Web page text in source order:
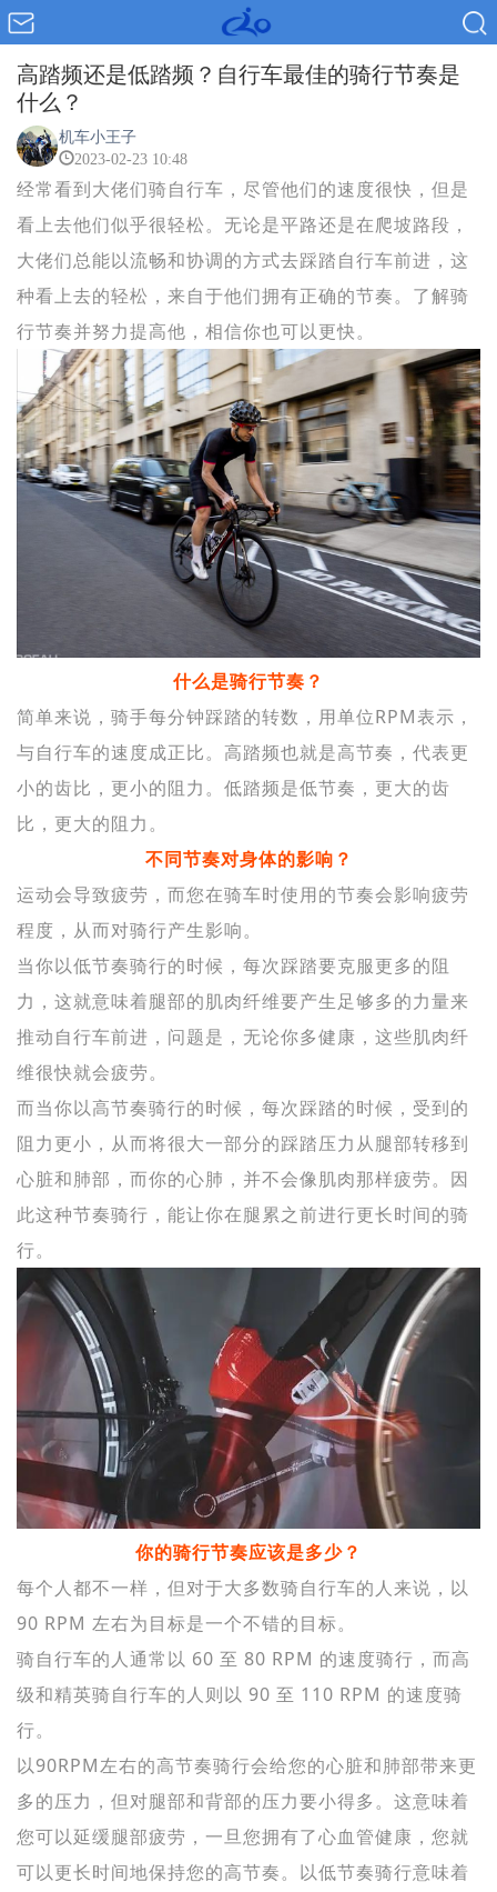
高踏频还是低踏频？自行车最佳的骑行节奏是
什么？
机车小王子
2023-02-23 10:48
经常看到大佬们骑自行车，尽管他们的速度很快，但是
看上去他们似乎很轻松。无论是平路还是在爬坡路段，
大佬们总能以流畅和协调的方式去踩踏自行车前进，这
种看上去的轻松，来自于他们拥有正确的节奏。了解骑
行节奏并努力提高他，相信你也可以更快。
什么是骑行节奏？
简单来说，骑手每分钟踩踏的转数，用单位RPM表示，
与自行车的速度成正比。高踏频也就是高节奏，代表更
小的齿比，更小的阻力。低踏频是低节奏，更大的齿
比，更大的阻力。
不同节奏对身体的影响？
运动会导致疲劳，而您在骑车时使用的节奏会影响疲劳
程度，从而对骑行产生影响。
当你以低节奏骑行的时候，每次踩踏要克服更多的阻
力，这就意味着腿部的肌肉纤维要产生足够多的力量来
推动自行车前进，问题是，无论你多健康，这些肌肉纤
维很快就会疲劳。
而当你以高节奏骑行的时候，每次踩踏的时候，受到的
阻力更小，从而将很大一部分的踩踏压力从腿部转移到
心脏和肺部，而你的心肺，并不会像肌肉那样疲劳。因
此这种节奏骑行，能让你在腿累之前进行更长时间的骑
行。
你的骑行节奏应该是多少？
每个人都不一样，但对于大多数骑自行车的人来说，以
90 RPM 左右为目标是一个不错的目标。
骑自行车的人通常以 60 至 80 RPM 的速度骑行，而高
级和精英骑自行车的人则以 90 至 110 RPM 的速度骑
行。
以90RPM左右的高节奏骑行会给您的心脏和肺部带来更
多的压力，但对腿部和背部的压力要小得多。这意味着
您可以延缓腿部疲劳，一旦您拥有了心血管健康，您就
可以更长时间地保持您的高节奏。以低节奏骑行意味着